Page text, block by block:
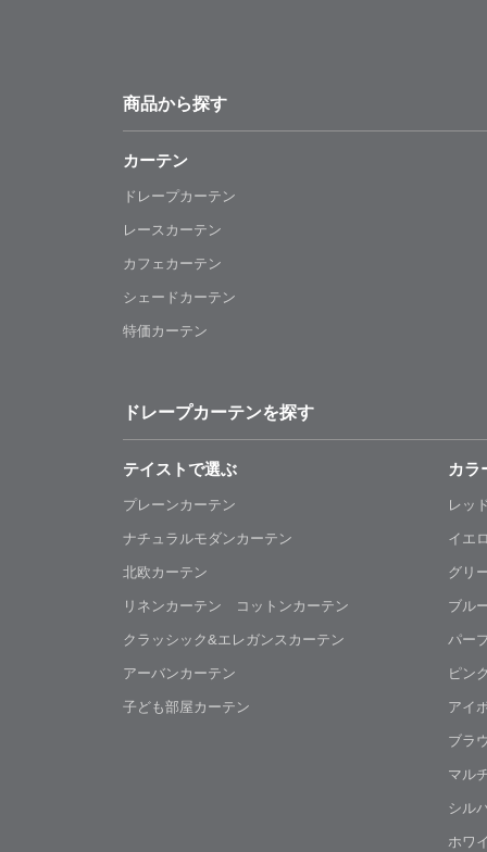
商品から探す
カーテン
ドレープカーテン
レースカーテン
カフェカーテン
シェードカーテン
特価カーテン
ドレープカーテンを探す
テイストで選ぶ
プレーンカーテン
ナチュラルモダンカーテン
北欧カーテン
リネンカーテン コットンカーテン
クラッシック&エレガンスカーテン
アーバンカーテン
子ども部屋カーテン
カラ
レッ
イエ
グリ
ブル
パー
ピン
アイ
ブラ
マル
シル
ホワ